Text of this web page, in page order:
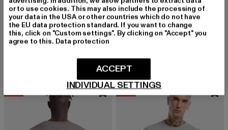
K1X
Property
K1X
K1X Bootleg Longsleeve
30,14 EUR
Derzeitiger Preis: 30,14 EUR
44,99 EURAktionspreis:
-30%
or to use cookies. This may also include the processing of
your data in the USA or other countries which do not have
the EU data protection standard. If you want to change
this, click on "Custom settings". By clicking on "Accept" you
agree to this. Data protection
INDIVIDUAL SETTINGS
ACCEPT